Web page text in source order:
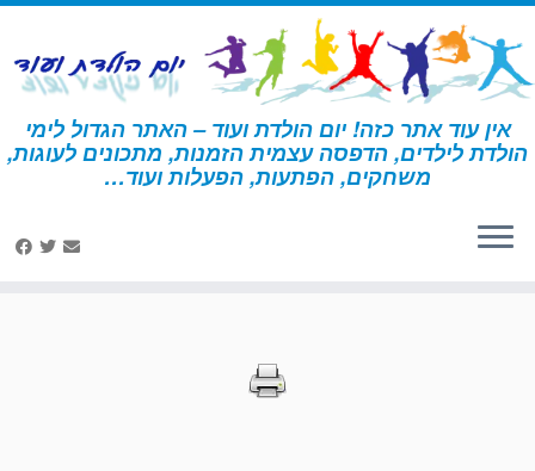
דלג
לתוכן
אין עוד אתר כזה! יום הולדת ועוד – האתר הגדול לימי
הולדת לילדים, הדפסה עצמית הזמנות, מתכונים לעוגות,
משחקים, הפתעות, הפעלות ועוד… דף הבית » הדפסות – שודדי ים
הדפסות – שודדי ים